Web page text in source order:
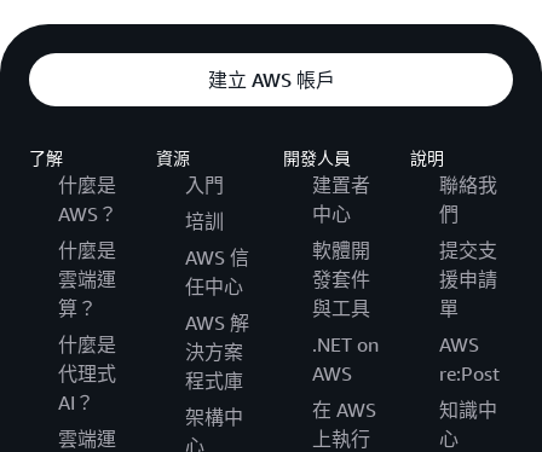
建立 AWS 帳戶
了解
什麼是
AWS？
什麼是
雲端運
算？
什麼是
代理式
AI？
雲端運
資源
入門
培訓
AWS 信
任中心
AWS 解
決方案
程式庫
架構中
心
開發人員
建置者
中心
軟體開
發套件
與工具
.NET on
AWS
在 AWS
上執行
說明
聯絡我
們
提交支
援申請
單
AWS
re:Post
知識中
心